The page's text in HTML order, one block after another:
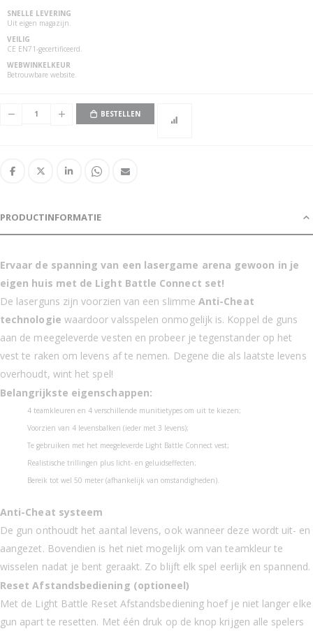
2 Connect Mega Blasters + 2 Connect Vesten - Groen/Rood
SNELLE LEVERING
Uit eigen magazijn.
VEILIG
CE EN71-gecertificeerd.
WEBWINKELKEUR
Betrouwbare website.
BESTELLEN
PRODUCTINFORMATIE
Ervaar de spanning van een lasergame arena gewoon in je
eigen huis met de Light Battle Connect set!
De laserguns zijn voorzien van een slimme Anti-Cheat
technologie waardoor valsspelen onmogelijk is. Koppel de guns
aan de meegeleverde vesten en probeer je tegenstander op het
vest te raken om levens af te nemen. Degene die als laatste levens
overhoudt, wint het spel!
Belangrijkste eigenschappen:
4 teamkleuren en 4 verschillende munitietypes om uit te kiezen;
Voorzien van 4 levensbalken (ieder met 3 levens);
Te gebruiken met het meegeleverde Light Battle Connect vest;
Realistische trillingen plus licht- en geluidseffecten;
Bereik tot wel 50 meter (afhankelijk van omstandigheden).
Anti-Cheat systeem
De gun onthoudt het aantal levens, ook wanneer deze wordt uit- en
aangezet. Bovendien is het niet mogelijk om van teamkleur te
wisselen nadat je bent geraakt. Zo blijft elk spel eerlijk en spannend.
Reset Afstandsbediening (optioneel)
Met de Light Battle Reset Afstandsbediening hoef je niet langer elke
gun apart te resetten. Met één druk op de knop krijgen alle spelers